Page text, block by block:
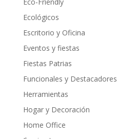
Ecológicos
Escritorio y Oficina
Eventos y fiestas
Fiestas Patrias
Funcionales y Destacadores
Herramientas
Hogar y Decoración
Home Office